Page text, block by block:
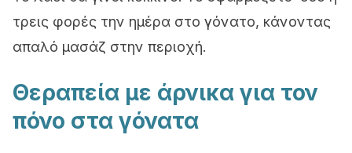
τρεις φορές την ημέρα στο γόνατο, κάνοντας
απαλό μασάζ στην περιοχή.
Θεραπεία με άρνικα για τον
πόνο στα γόνατα